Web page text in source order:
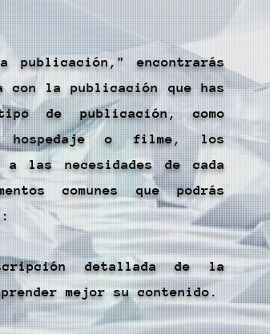
encontrarás
con la publicación que has
de publicación, como
hospedaje o filme, los
las necesidades de cada
comunes que podrás
detallada de la
mejor su contenido.